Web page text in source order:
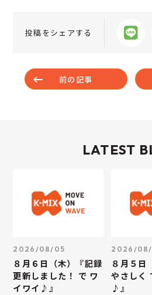
投稿をシェアする
前の記事
LATEST
2026/08/05
８月６日（木）『記録
更新しました！ で ワ
イワイ♪』
2026/
８月５日
やさしく
♪』